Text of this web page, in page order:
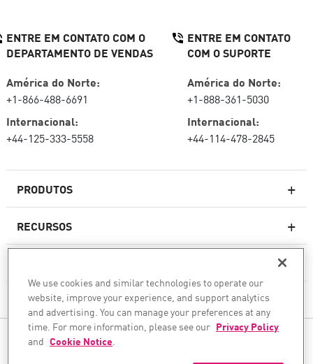
PRODUTOS
Firewalls de última geração
Serviço de segurança de rede
WAF
RECURSOS
EMPRESA
ENTRE EM CONTATO COM O
DEPARTAMENTO DE VENDAS
América do Norte:
+1-866-488-6691
Internacional:
+44-125-333-5558
ENTRE EM CONTATO
COM O SUPORTE
América do Norte:
+1-888-361-5030
Internacional:
+44-114-478-2845
SIGA-NOS
We use cookies and similar technologies to operate our
website, improve your experience, and support analytics
and advertising. You can manage your preferences at any
time. For more information, please see our Privacy Policy
and Cookie Notice.